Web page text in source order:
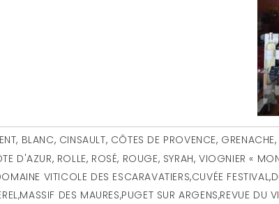
, BLANC, CINSAULT, CÔTES DE PROVENCE, GRENACHE,
D'AZUR, ROLLE, ROSÉ, ROUGE, SYRAH,VIOGNIER «
VITICOLE DES ESCARAVATIERS,CUVÉE FESTIVAL,
,MASSIF DES MAURES,PUGET SUR ARGENS,REVUE DU